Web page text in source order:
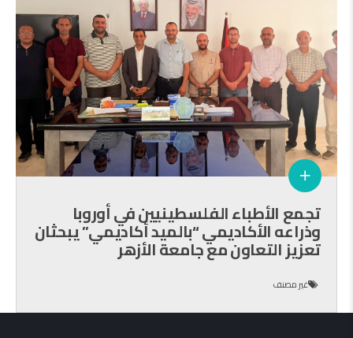
تجمع الأطباء الفلسطينيين في أوروبا
وذراعه الأكاديمي “بالميد أكاديمي” يبحثان
تعزيز التعاون مع جامعة الأزهر
غير مصنف